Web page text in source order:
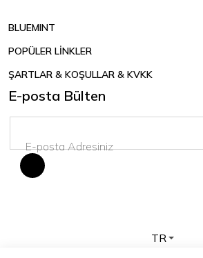
BLUEMINT
POPÜLER LİNKLER
ŞARTLAR & KOŞULLAR & KVKK
E-posta Bülten
TR